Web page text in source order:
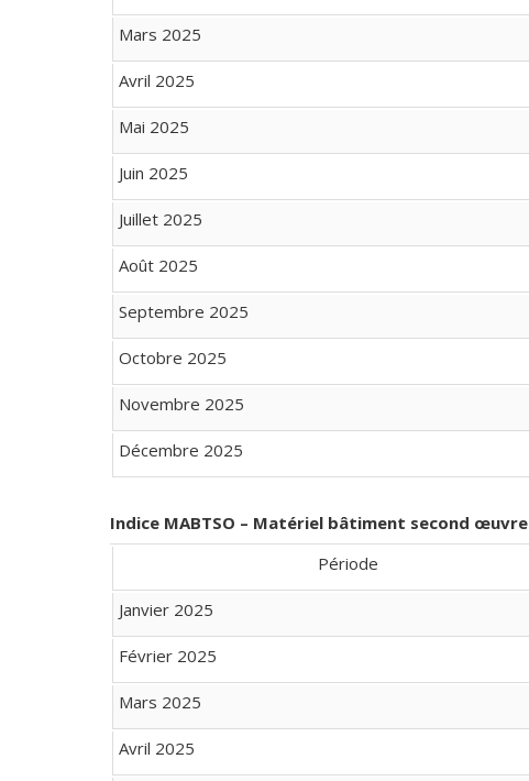
Mars 2025
Avril 2025
Mai 2025
Juin 2025
Juillet 2025
Août 2025
Septembre 2025
Octobre 2025
Novembre 2025
Décembre 2025
Indice MABTSO – Matériel bâtiment second œuvre
Période
Janvier 2025
Février 2025
Mars 2025
Avril 2025